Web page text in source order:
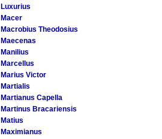
Luxurius
Macer
Macrobius Theodosius
Maecenas
Manilius
Marcellus
Marius Victor
Martialis
Martianus Capella
Martinus Bracariensis
Matius
Maximianus